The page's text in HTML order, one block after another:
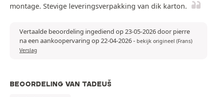
montage. Stevige leveringsverpakking van dik karton.
Vertaalde beoordeling ingediend op 23-05-2026 door pierre
na een aankoopervaring op 22-04-2026- bekijk origineel (Frans)
Verslag
BEOORDELING VAN TADEUŠ